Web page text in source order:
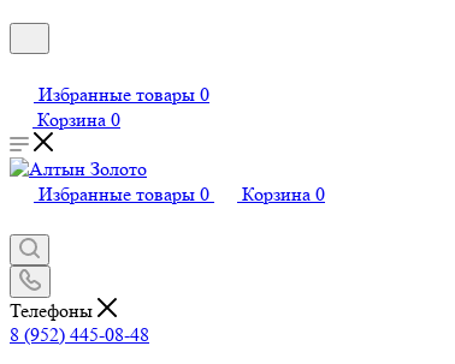
Избранные товары 0
Корзина 0
Избранные товары 0 Корзина 0
Телефоны
8 (952) 445-08-48